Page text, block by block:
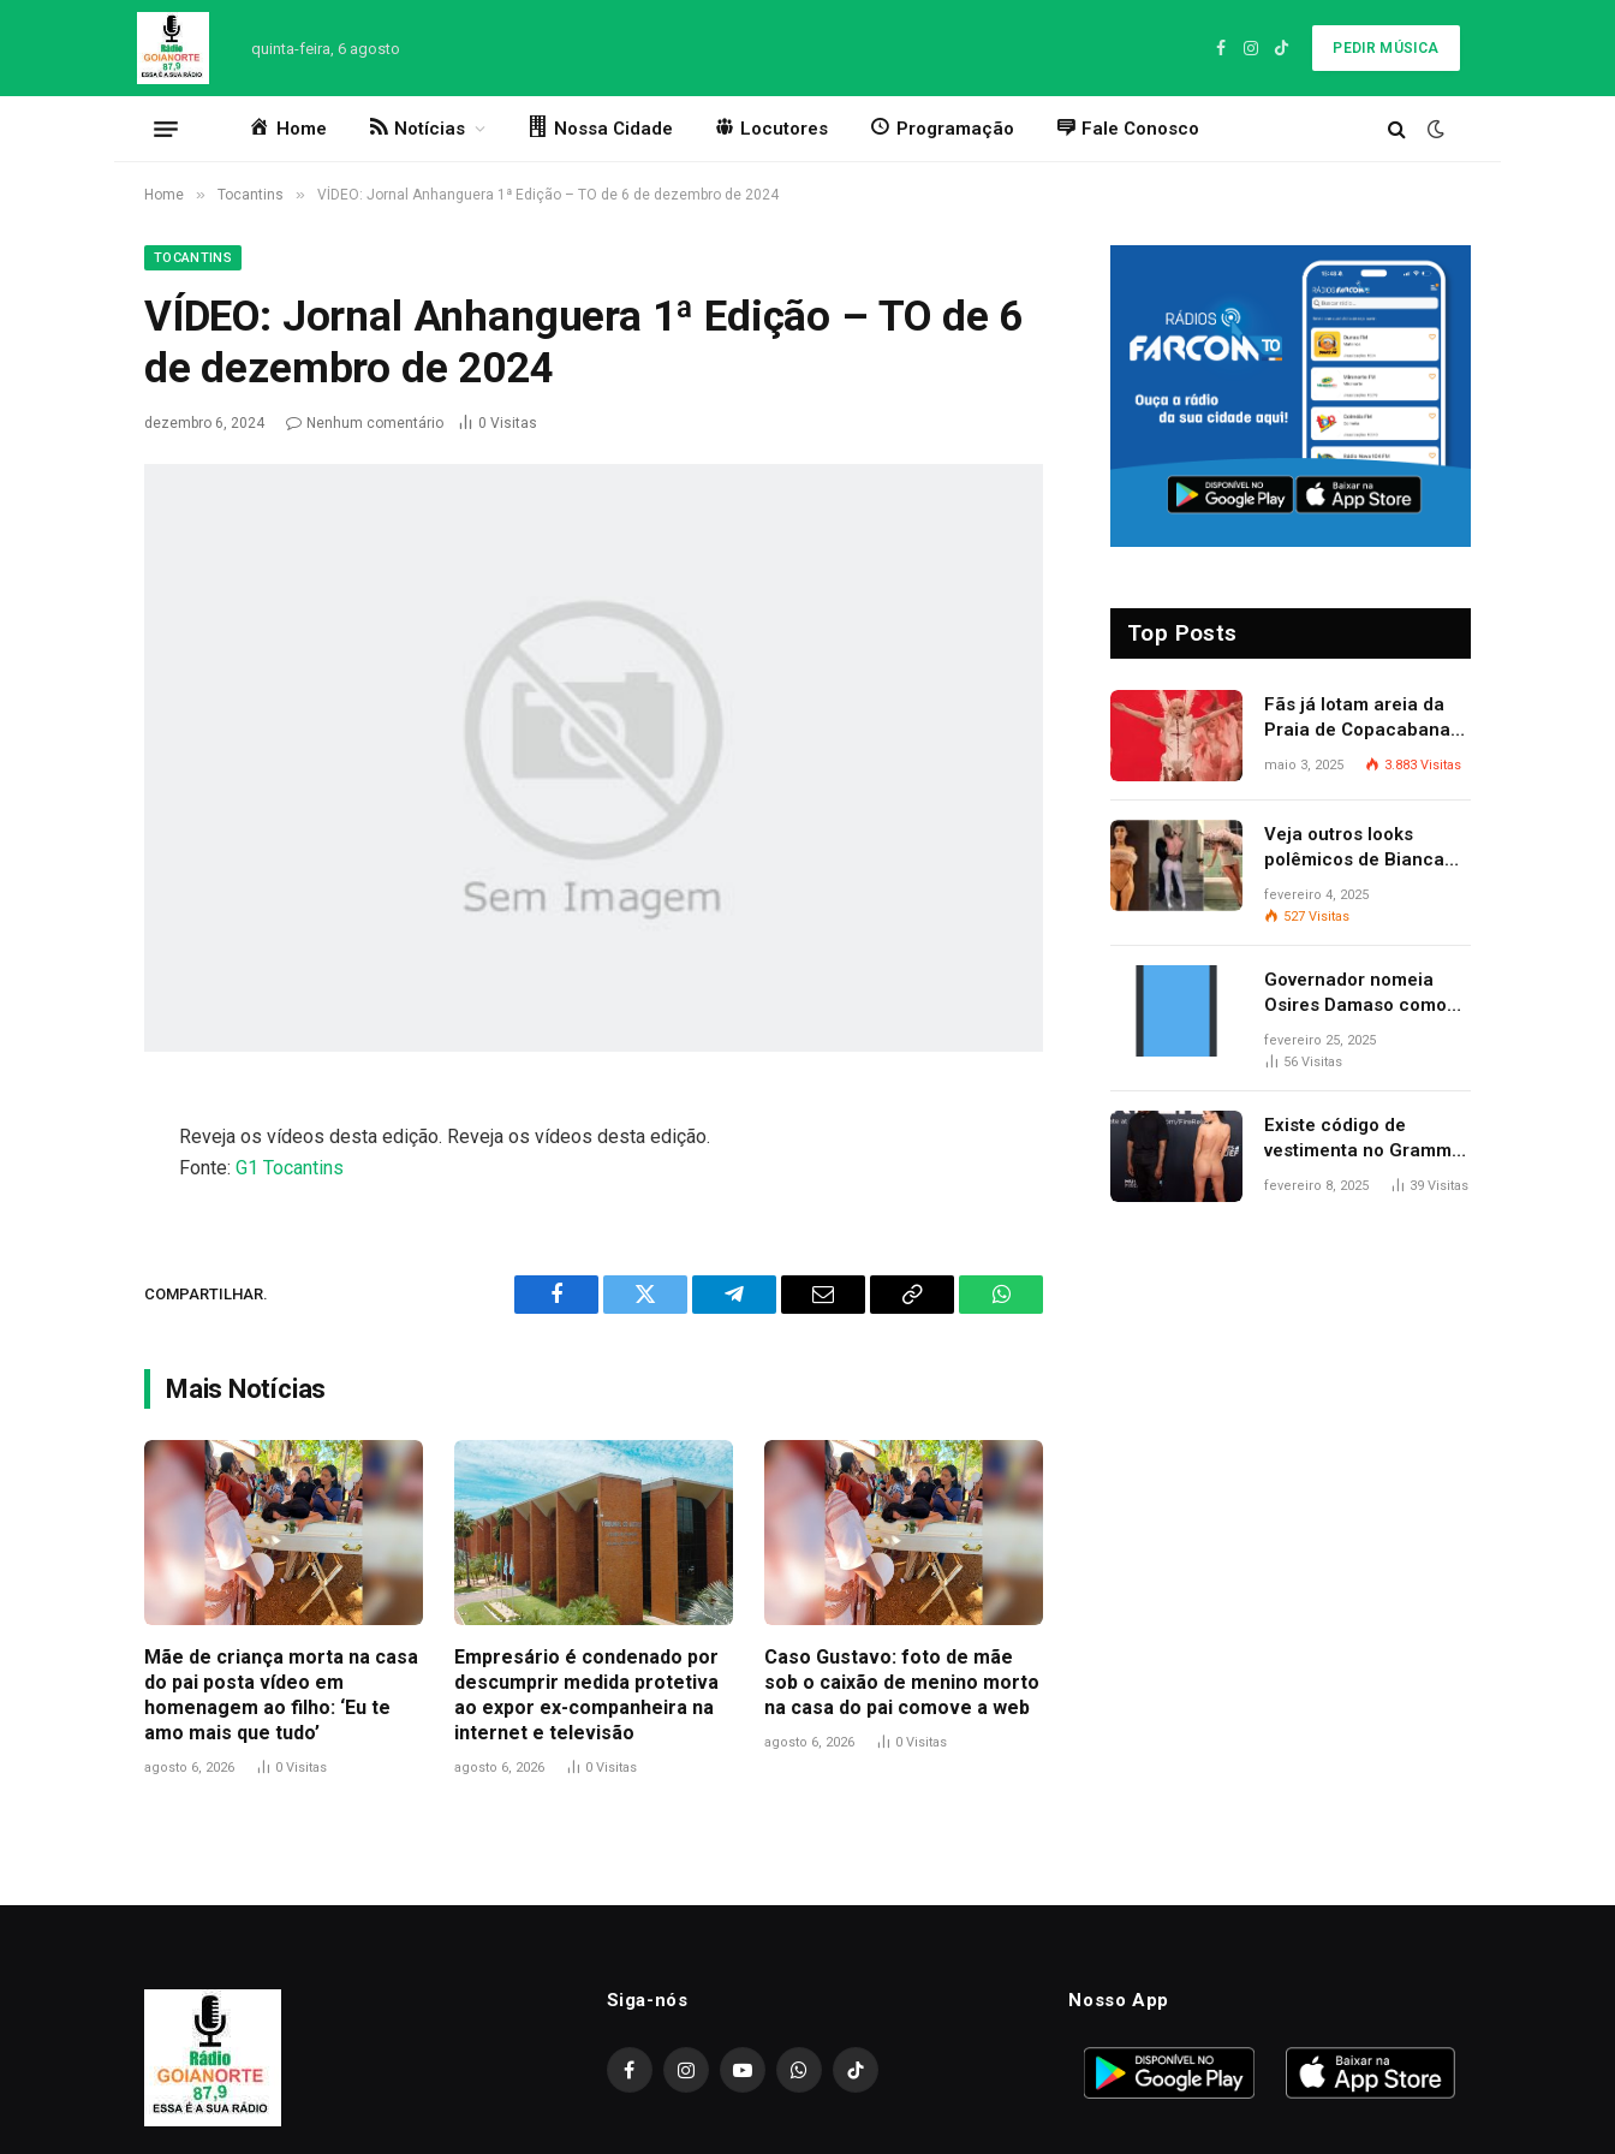
quinta-feira, 6 agosto
Facebook
Instagram
TikTok
PEDIR MÚSICA
Home Notícias Nossa Cidade Locutores Programação Fale Conosco
Home » Tocantins » VÍDEO: Jornal Anhanguera 1ª Edição – TO de 6 de dezembro de 2024
TOCANTINS
VÍDEO: Jornal Anhanguera 1ª Edição – TO de 6
de dezembro de 2024
dezembro 6, 2024 Nenhum comentário 0 Visitas
Reveja os vídeos desta edição. Reveja os vídeos desta edição.
Fonte:G1 Tocantins
COMPARTILHAR.
Facebook Twitter Telegram Email
Copy
WhatsApp
Mais Notícias
Mãe de criança morta na casa
do pai posta vídeo em
homenagem ao filho: ‘Eu te
amo mais que tudo’
agosto 6, 2026 0 Visitas
Empresário é condenado por
descumprir medida protetiva
ao expor ex-companheira na
internet e televisão
agosto 6, 2026 0 Visitas
Caso Gustavo: foto de mãe
sob o caixão de menino morto
na casa do pai comove a web
agosto 6, 2026 0 Visitas
Top Posts
Fãs já lotam areia da
Praia de Copacabana
para o show de Lady
maio 3, 2025 3.883 Visitas
Veja outros looks
polêmicos de Bianca
Censori, esposa de
Kanye West que
fevereiro 4, 2025
527 Visitas
Governador nomeia
Osires Damaso como
presidente do Ruraltins
fevereiro 25, 2025
56 Visitas
Existe código de
vestimenta no Grammy?
Questionamento surgiu
fevereiro 8, 2025 39 Visitas
Siga-nós
FacebookInstagramYouTubeWhatsAppTikTok
Nosso App